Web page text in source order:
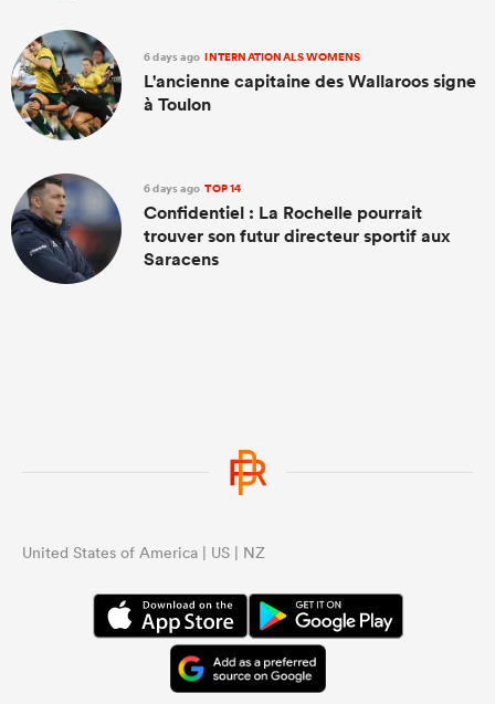
6 days ago INTERNATIONALS WOMENS
L'ancienne capitaine des Wallaroos signe
à Toulon
6 days ago TOP 14
Confidentiel : La Rochelle pourrait
trouver son futur directeur sportif aux
Saracens
United States of America | US | NZ